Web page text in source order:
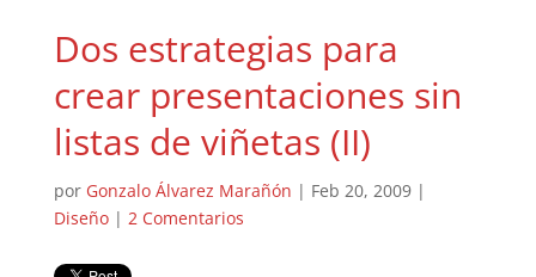
Dos estrategias para
crear presentaciones sin
listas de viñetas (II)
por Gonzalo Álvarez Marañón | Feb 20, 2009|
Diseño| 2 Comentarios